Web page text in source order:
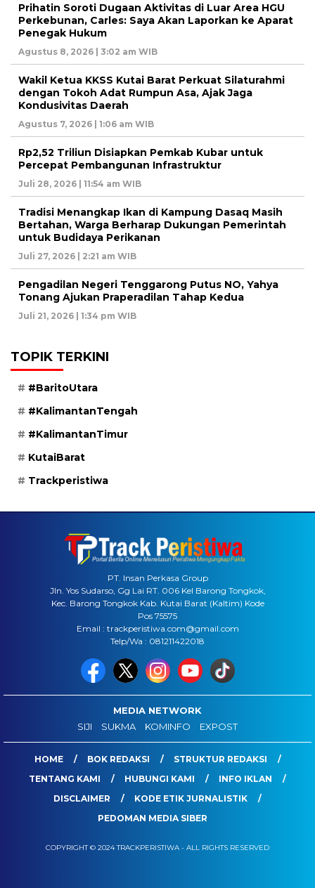
Prihatin Soroti Dugaan Aktivitas di Luar Area HGU
Perkebunan, Carles: Saya Akan Laporkan ke Aparat
Penegak Hukum
Agustus 8, 2026 | 3:02 am WIB
Wakil Ketua KKSS Kutai Barat Perkuat Silaturahmi
dengan Tokoh Adat Rumpun Asa, Ajak Jaga
Kondusivitas Daerah
Agustus 7, 2026 | 1:06 am WIB
Rp2,52 Triliun Disiapkan Pemkab Kubar untuk
Percepat Pembangunan Infrastruktur
Juli 28, 2026 | 11:54 am WIB
Tradisi Menangkap Ikan di Kampung Dasaq Masih
Bertahan, Warga Berharap Dukungan Pemerintah
untuk Budidaya Perikanan
Juli 27, 2026 | 2:21 am WIB
Pengadilan Negeri Tenggarong Putus NO, Yahya
Tonang Ajukan Praperadilan Tahap Kedua
Juli 21, 2026 | 1:34 pm WIB
TOPIK TERKINI
#BaritoUtara
#KalimantanTengah
#KalimantanTimur
KutaiBarat
Trackperistiwa
PT. Insan Perkasa Group
Jln. Yos Sudarso, Gg Lai RT. 006 Kel Barong Tongkok,
Kec. Barong Tongkok Kab. Kutai Barat (Kaltim) Kode
Pos 75575
Email : trackperistiwa.com@gmail.com
Telp/Wa : 081211422018
MEDIA NETWORK
SIJI
SUKMA KOMINFO EXPOST
HOME BOK REDAKSI
STRUKTUR REDAKSI
TENTANG KAMI
HUBUNGI KAMI
INFO IKLAN
DISCLAIMER
KODE ETIK JURNALISTIK
PEDOMAN MEDIA SIBER
COPYRIGHT © 2024 TRACKPERISTIWA - ALL RIGHTS RESERVED